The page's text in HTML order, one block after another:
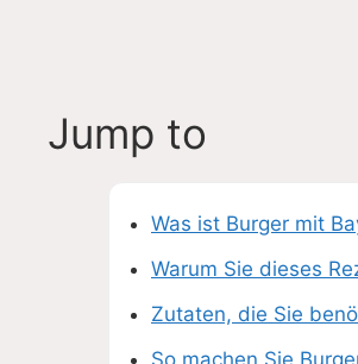
Jump to
Was ist Burger mit
Warum Sie dieses
Zutaten, die Sie
So machen Sie